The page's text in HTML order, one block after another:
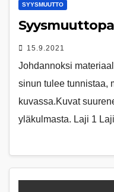
SYYSMUUTTO
15.9.2021
Johdannoksi
sinun tulee tunnistaa,
kuvassa.Kuvat
yläkulmasta. Laji 1